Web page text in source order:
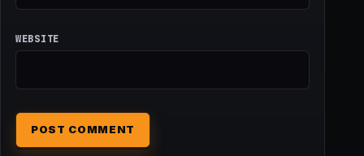
WEBSITE